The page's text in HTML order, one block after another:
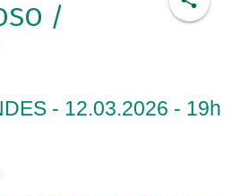
/
- 12.03.2026 - 19h